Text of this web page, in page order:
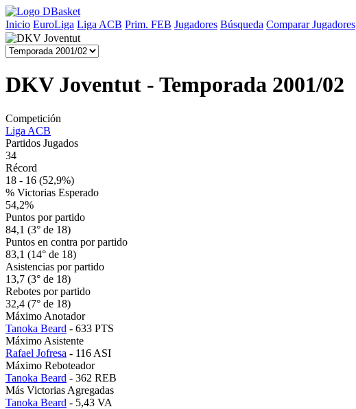
Inicio EuroLiga Liga ACB Prim. FEB Jugadores Búsqueda Comparar Jugadores
DKV Joventut - Temporada 2001/02
Competición
Liga ACB
Partidos Jugados
34
Récord
18 - 16 (52,9%)
% Victorias Esperado
54,2%
Puntos por partido
84,1 (3° de 18)
Puntos en contra por partido
83,1 (14° de 18)
Asistencias por partido
13,7 (3° de 18)
Rebotes por partido
32,4 (7° de 18)
Máximo Anotador
Tanoka Beard - 633 PTS
Máximo Asistente
Rafael Jofresa - 116 ASI
Máximo Reboteador
Tanoka Beard - 362 REB
Más Victorias Agregadas
Tanoka Beard - 5,43 VA